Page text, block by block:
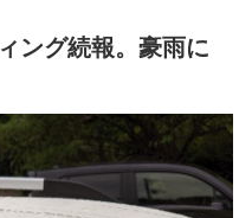
ング続報。豪雨に